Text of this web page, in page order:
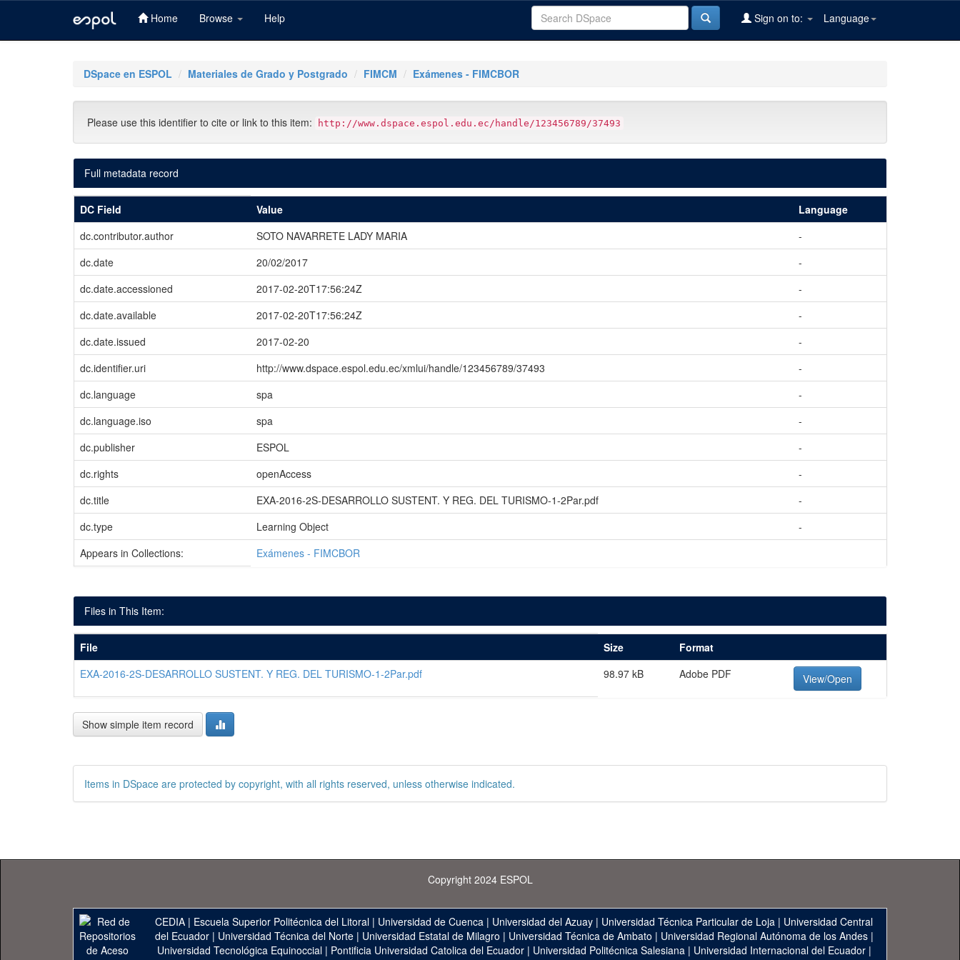
Home Browse Help Language
Sign on to:
DSpace en ESPOL Materiales de Grado y Postgrado FIMCM Exámenes - FIMCBOR
Please use this identifier to cite or link to this item: http://www.dspace.espol.edu.ec/handle/123456789/37493
Full metadata record
DC Field Value
Language
dc.contributor.author
SOTO NAVARRETE LADY MARIA
-
dc.date
20/02/2017
-
dc.date.accessioned
2017-02-20T17:56:24Z
-
dc.date.available
2017-02-20T17:56:24Z
-
dc.date.issued
2017-02-20
-
dc.identifier.uri
http://www.dspace.espol.edu.ec/xmlui/handle/123456789/37493
-
dc.language
spa
-
dc.language.iso
spa
-
dc.publisher
ESPOL
-
dc.rights
openAccess
-
dc.title
EXA-2016-2S-DESARROLLO SUSTENT. Y REG. DEL TURISMO-1-2Par.pdf
-
dc.type
Learning Object
-
Appears in Collections:
Exámenes - FIMCBOR
Files in This Item:
File Size
Format
EXA-2016-2S-DESARROLLO SUSTENT. Y REG. DEL TURISMO-1-2Par.pdf
98.97 kB Adobe PDF View/Open
Show simple item record
Items in DSpace are protected by copyright, with all rights reserved, unless otherwise indicated.
Copyright 2024 ESPOL
CEDIA | Escuela Superior Politécnica del Litoral | Universidad de Cuenca | Universidad del Azuay | Universidad Técnica Particular de Loja | Universidad Central
del Ecuador| Universidad Técnica del Norte| Universidad Estatal de Milagro | Universidad Técnica de Ambato | Universidad Regional Autónoma de los Andes|
Universidad Tecnológica Equinoccial| Pontificia Universidad Catolica del Ecuador| Universidad Politécnica Salesiana| Universidad Internacional del Ecuador|